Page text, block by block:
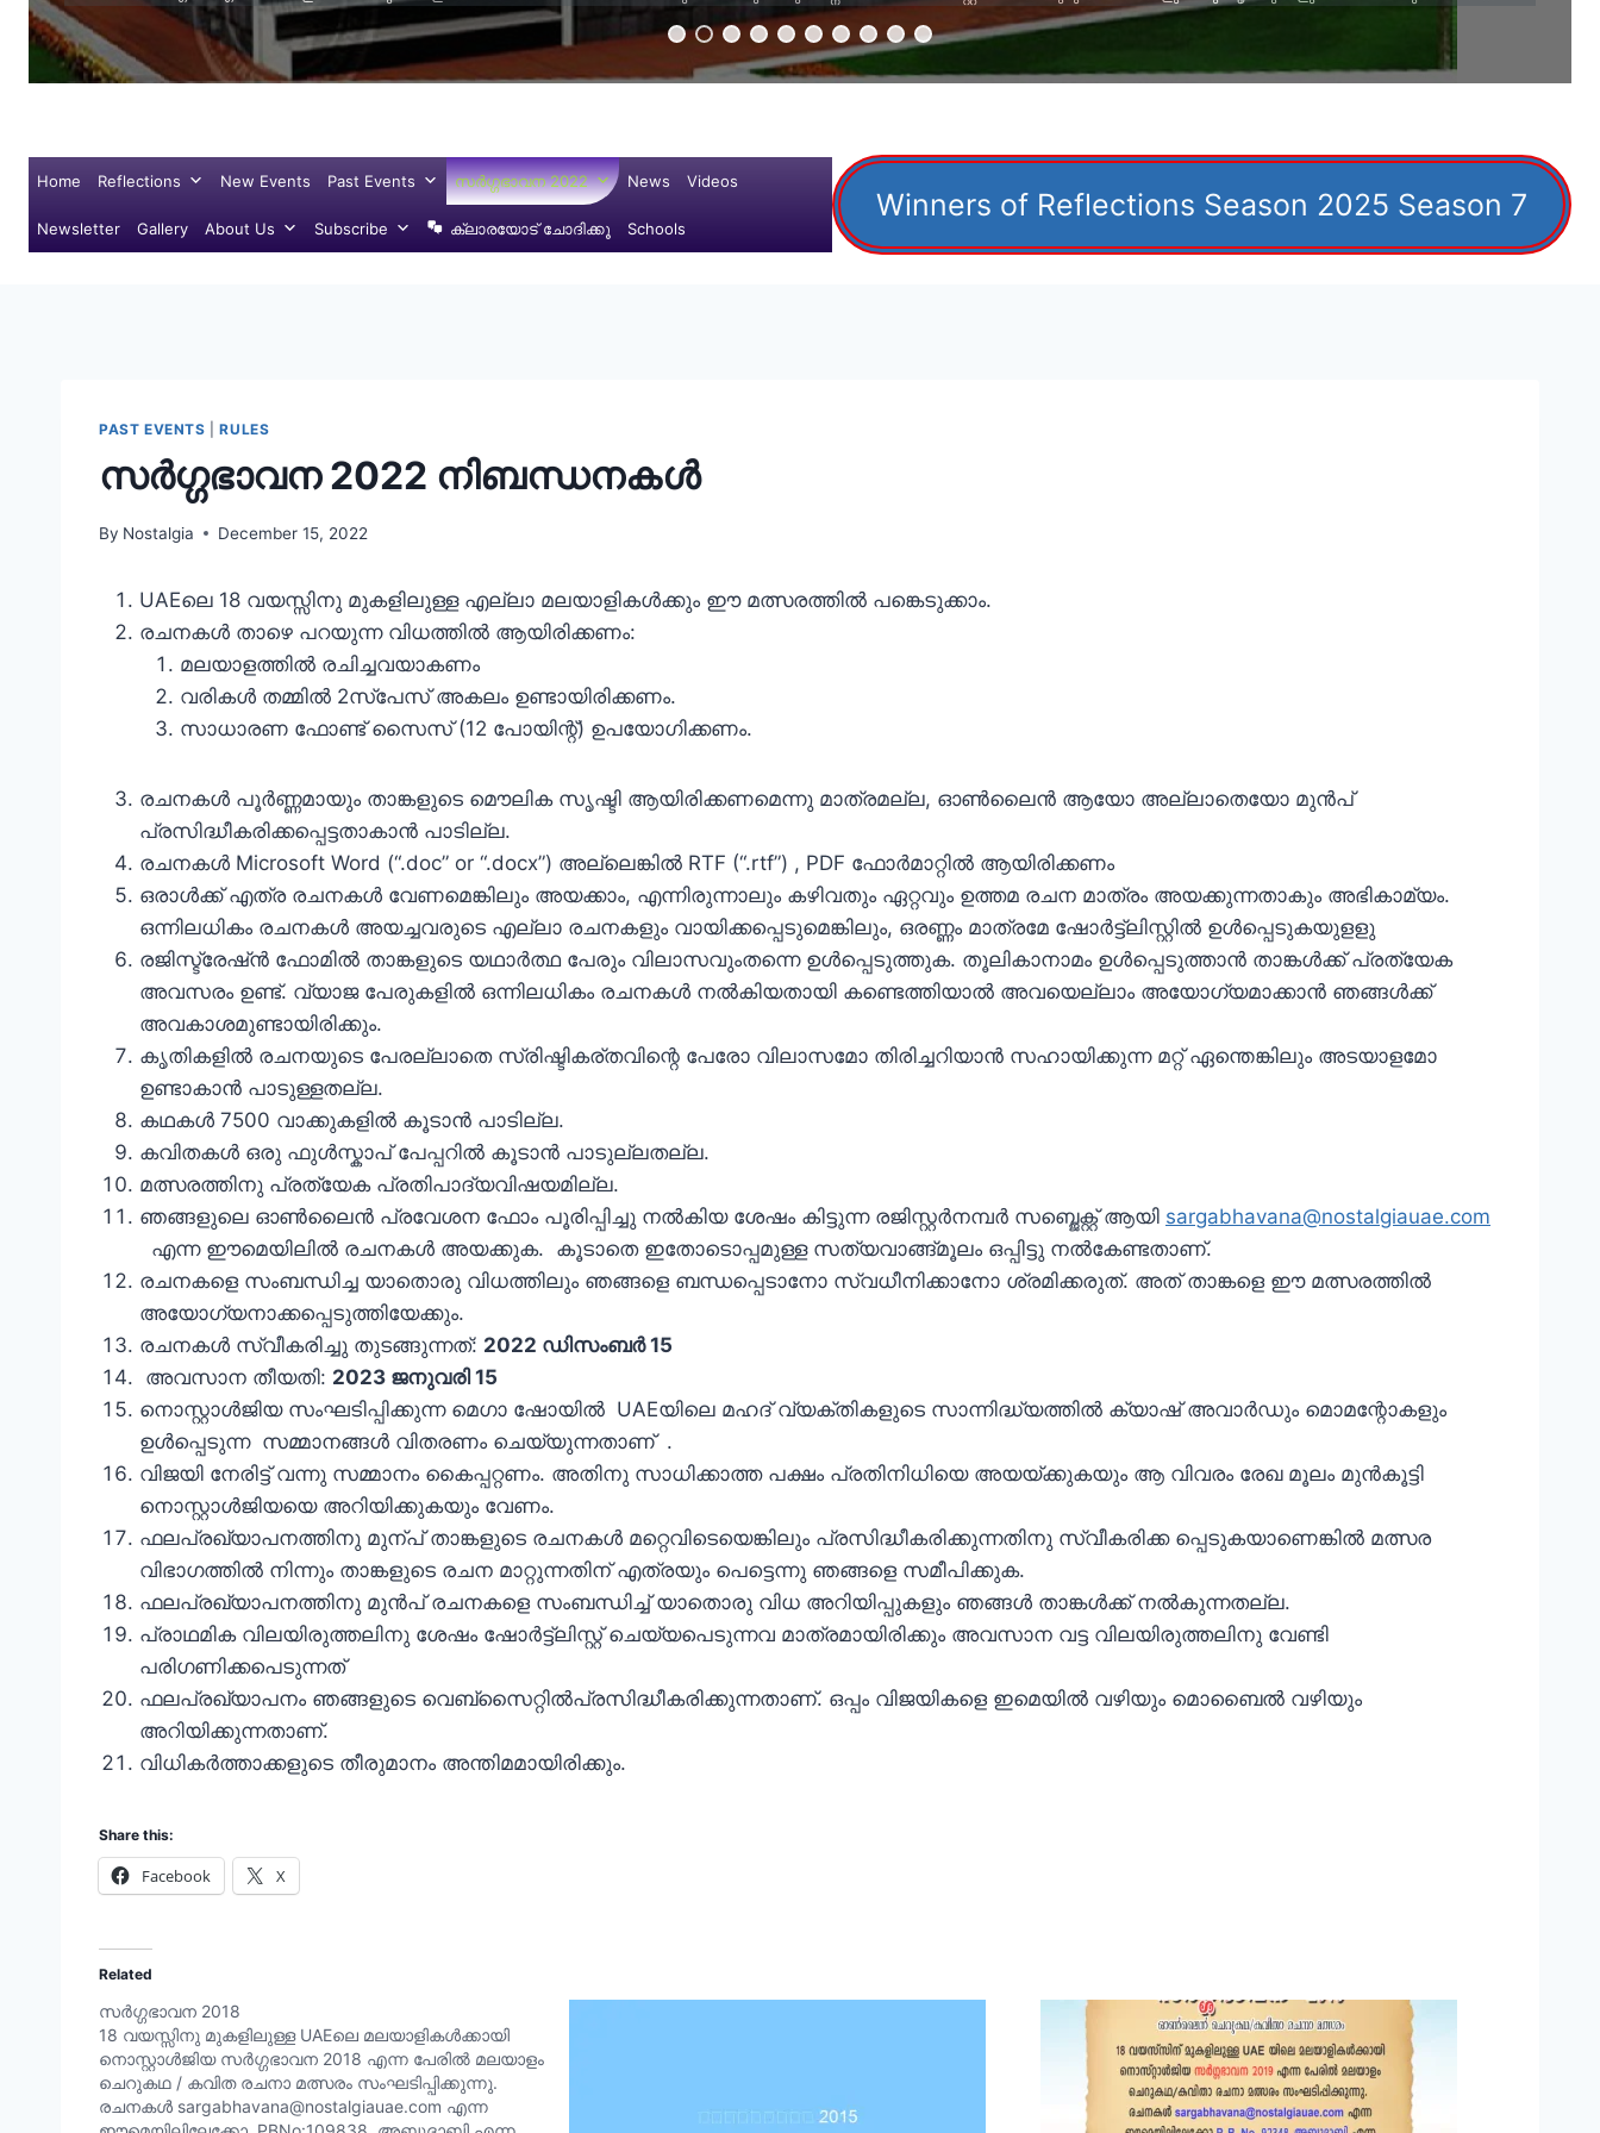
Home Reflections New Events Past Events സർഗ്ഗഭാവന 2022 News Videos
Newsletter Gallery About Us Subscribe ക്ലാരയോട് ചോദിക്കൂ Schools
Winners of Reflections Season 2025 Season 7
PAST EVENTS |RULES
സർഗ്ഗഭാവന 2022 നിബന്ധനകള്‍
By Nostalgia December 15, 2022
UAEലെ 18 വയസ്സിനു മുകളിലുള്ള എല്ലാ മലയാളികള്‍ക്കും ഈ മത്സരത്തില്‍ പങ്കെടുക്കാം.
രചനകള്‍ താഴെ പറയുന്ന വിധത്തില്‍ ആയിരിക്കണം:
മലയാളത്തില്‍ രചിച്ചവയാകണം
വരികള്‍ തമ്മില്‍ 2സ്പേസ് അകലം ഉണ്ടായിരിക്കണം.
സാധാരണ ഫോണ്ട് സൈസ് (12 പോയിന്റ്‌) ഉപയോഗിക്കണം.
രചനകള്‍ പൂര്‍ണ്ണമായും താങ്കളുടെ മൌലിക സൃഷ്ടി ആയിരിക്കണമെന്നു മാത്രമല്ല, ഓണ്‍ലൈന്‍ ആയോ അല്ലാതെയോ മുന്‍പ്
പ്രസിദ്ധീകരിക്കപ്പെട്ടതാകാന്‍ പാടില്ല.
രചനകള്‍ Microsoft Word (“.doc” or “.docx”) അല്ലെങ്കില്‍ RTF (“.rtf”) , PDF ഫോര്‍മാറ്റില്‍ ആയിരിക്കണം
ഒരാള്‍ക്ക് എത്ര രചനകള്‍ വേണമെങ്കിലും അയക്കാം, എന്നിരുന്നാലും കഴിവതും ഏറ്റവും ഉത്തമ രചന മാത്രം അയക്കുന്നതാകും അഭികാമ്യം.
ഒന്നിലധികം രചനകള്‍ അയച്ചവരുടെ എല്ലാ രചനകളും വായിക്കപ്പെടുമെങ്കിലും, ഒരണ്ണം മാത്രമേ ഷോര്‍ട്ട്ലിസ്റ്റില്‍ ഉള്‍പ്പെടുകയുളളു
രജിസ്ട്രേഷ്ന്‍ ഫോമില്‍ താങ്കളുടെ യഥാര്‍ത്ഥ പേരും വിലാസവുംതന്നെ ഉള്‍പ്പെടുത്തുക. തൂലികാനാമം ഉള്‍പ്പെടുത്താന്‍ താങ്കള്‍ക്ക് പ്രത്യേക
അവസരം ഉണ്ട്. വ്യാജ പേരുകളില്‍ ഒന്നിലധികം രചനകള്‍ നല്‍കിയതായി കണ്ടെത്തിയാല്‍ അവയെല്ലാം അയോഗ്യമാക്കാന്‍ ഞങ്ങള്‍ക്ക്
അവകാശമുണ്ടായിരിക്കും.
കൃതികളില്‍ രചനയുടെ പേരല്ലാതെ സ്രിഷ്ടികര്തവിന്റെ പേരോ വിലാസമോ തിരിച്ചറിയാന്‍ സഹായിക്കുന്ന മറ്റ് ഏന്തെങ്കിലും അടയാളമോ
ഉണ്ടാകാന്‍ പാടുള്ളതല്ല.
കഥകള്‍ 7500 വാക്കുകളില്‍ കൂടാന്‍ പാടില്ല.
കവിതകള്‍ ഒരു ഫുള്‍സ്കാപ് പേപ്പറില്‍ കൂടാന്‍ പാടുല്ലതല്ല.
മത്സരത്തിനു പ്രത്യേക പ്രതിപാദ്യവിഷയമില്ല.
ഞങ്ങളുലെ ഓണ്‍ലൈന്‍ പ്രവേശന ഫോം പൂരിപ്പിച്ചു നല്‍കിയ ശേഷം കിട്ടുന്ന രജിസ്റ്റര്‍നമ്പര്‍ സബ്ജെക്റ്റ് ആയി sargabhavana@nostalgiauae.com
എന്ന ഈമെയിലില്‍ രചനകള്‍ അയക്കുക. കൂടാതെ ഇതോടൊപ്പമുള്ള സത്യവാങ്ങ്മൂലം ഒപ്പിട്ടു നല്‍കേണ്ടതാണ്.
രചനകളെ സംബന്ധിച്ച യാതൊരു വിധത്തിലും ഞങ്ങളെ ബന്ധപ്പെടാനോ സ്വധീനിക്കാനോ ശ്രമിക്കരുത്. അത് താങ്കളെ ഈ മത്സരത്തില്‍
അയോഗ്യനാക്കപ്പെടുത്തിയേക്കും.
രചനകള്‍ സ്വീകരിച്ചു തുടങ്ങുന്നത്: 2022 ഡിസംബർ 15
അവസാന തീയതി: 2023 ജനുവരി 15
നൊസ്റ്റാൾജിയ സംഘടിപ്പിക്കുന്ന മെഗാ ഷോയിൽ UAEയിലെ മഹദ് വ്യക്തികളുടെ സാന്നിദ്ധ്യത്തില്‍ ക്യാഷ് അവാർഡും മൊമന്റോകളും
ഉൾപ്പെടുന്ന സമ്മാനങ്ങൾ വിതരണം ചെയ്യുന്നതാണ് .
വിജയി നേരിട്ട് വന്നു സമ്മാനം കൈപ്പറ്റണം. അതിനു സാധിക്കാത്ത പക്ഷം പ്രതിനിധിയെ അയയ്ക്കുകയും ആ വിവരം രേഖ മൂലം മുന്‍കൂട്ടി
നൊസ്റ്റാള്‍ജിയയെ അറിയിക്കുകയും വേണം.
ഫലപ്രഖ്യാപനത്തിനു മുന്പ് താങ്കളുടെ രചനകള്‍ മറ്റെവിടെയെങ്കിലും പ്രസിദ്ധീകരിക്കുന്നതിനു സ്വീകരിക്ക പ്പെടുകയാണെങ്കില്‍ മത്സര
വിഭാഗത്തില്‍ നിന്നും താങ്കളുടെ രചന മാറ്റുന്നതിന് എത്രയും പെട്ടെന്നു ഞങ്ങളെ സമീപിക്കുക.
ഫലപ്രഖ്യാപനത്തിനു മുന്‍പ് രചനകളെ സംബന്ധിച്ച് യാതൊരു വിധ അറിയിപ്പുകളും ഞങ്ങള്‍ താങ്കള്‍ക്ക് നല്‍കുന്നതല്ല.
പ്രാഥമിക വിലയിരുത്തലിനു ശേഷം ഷോര്‍ട്ട്ലിസ്റ്റ് ചെയ്യപെടുന്നവ മാത്രമായിരിക്കും അവസാന വട്ട വിലയിരുത്തലിനു വേണ്ടി
പരിഗണിക്കപെടുന്നത്
ഫലപ്രഖ്യാപനം ഞങ്ങളുടെ വെബ്സൈറ്റില്‍പ്രസിദ്ധീകരിക്കുന്നതാണ്. ഒപ്പം വിജയികളെ ഇമെയില്‍ വഴിയും മൊബൈല്‍ വഴിയും
അറിയിക്കുന്നതാണ്.
വിധികര്‍ത്താക്കളുടെ തീരുമാനം അന്തിമമായിരിക്കും.
Share this:
Facebook X
Related
സർഗ്ഗഭാവന 2018
18 വയസ്സിനു മുകളിലുള്ള UAEലെ മലയാളികള്‍ക്കായി
നൊസ്റ്റാള്‍ജിയ സർഗ്ഗഭാവന 2018 എന്ന പേരിൽ മലയാളം
ചെറുകഥ / കവിത രചനാ മത്സരം സംഘടിപ്പിക്കുന്നു.
രചനകള്‍ sargabhavana@nostalgiauae.com എന്ന